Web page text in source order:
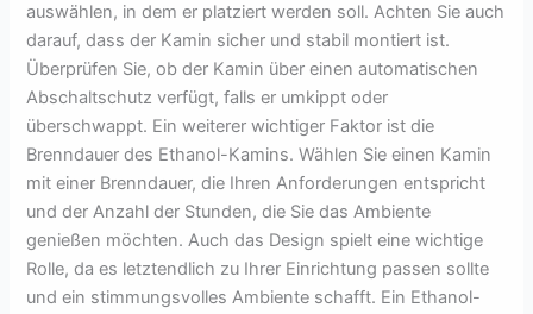
auswählen, in dem er platziert werden soll. Achten Sie auch
darauf, dass der Kamin sicher und stabil montiert ist.
Überprüfen Sie, ob der Kamin über einen automatischen
Abschaltschutz verfügt, falls er umkippt oder
überschwappt. Ein weiterer wichtiger Faktor ist die
Brenndauer des Ethanol-Kamins. Wählen Sie einen Kamin
mit einer Brenndauer, die Ihren Anforderungen entspricht
und der Anzahl der Stunden, die Sie das Ambiente
genießen möchten. Auch das Design spielt eine wichtige
Rolle, da es letztendlich zu Ihrer Einrichtung passen sollte
und ein stimmungsvolles Ambiente schafft. Ein Ethanol-